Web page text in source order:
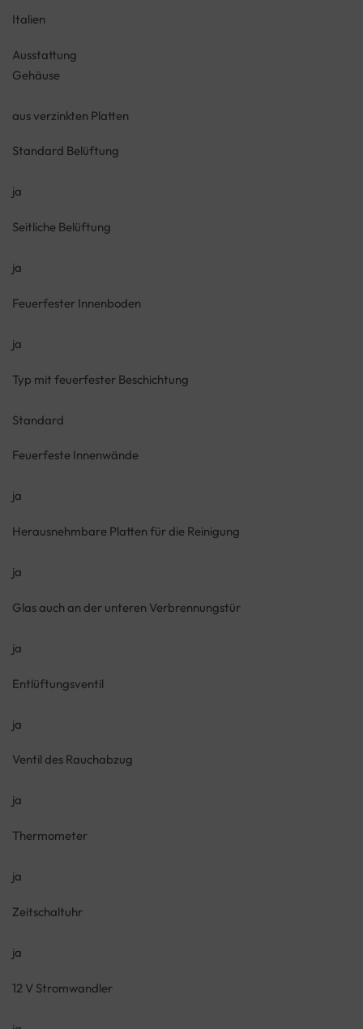
Italien
Ausstattung
Gehäuse
aus verzinkten Platten
Standard Belüftung
ja
Seitliche Belüftung
ja
Feuerfester Innenboden
ja
Typ mit feuerfester Beschichtung
Standard
Feuerfeste Innenwände
ja
Herausnehmbare Platten für die Reinigung
ja
Glas auch an der unteren Verbrennungstür
ja
Entlüftungsventil
ja
Ventil des Rauchabzug
ja
Thermometer
ja
Zeitschaltuhr
ja
12 V Stromwandler